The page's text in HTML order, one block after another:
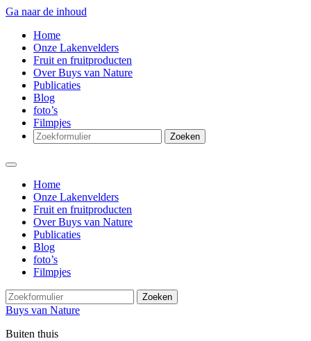
Ga naar de inhoud
Home
Onze Lakenvelders
Fruit en fruitproducten
Over Buys van Nature
Publicaties
Blog
foto’s
Filmpjes
Zoeken
Home
Onze Lakenvelders
Fruit en fruitproducten
Over Buys van Nature
Publicaties
Blog
foto’s
Filmpjes
Zoeken
Buys van Nature
Buiten thuis